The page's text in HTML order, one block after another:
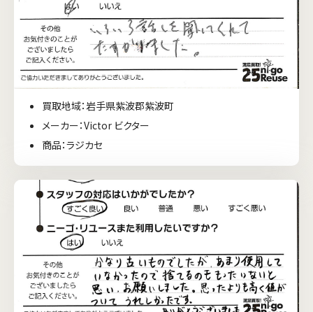
買取地域：岩手県紫波郡紫波町
メーカー：Victor ビクター
商品：ラジカセ